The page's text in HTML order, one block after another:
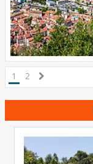
1 2